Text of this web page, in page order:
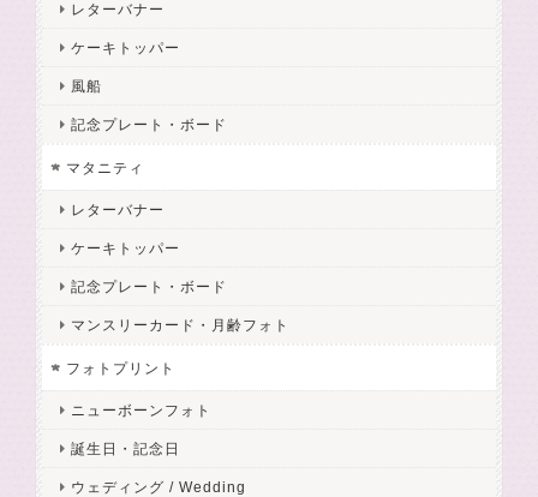
レターバナー
ケーキトッパー
風船
記念プレート・ボード
マタニティ
レターバナー
ケーキトッパー
記念プレート・ボード
マンスリーカード・月齢フォト
フォトプリント
ニューボーンフォト
誕生日・記念日
ウェディング / Wedding